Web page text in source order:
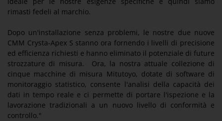
rimasti fedeli al marchio.
Dopo un'installazione senza problemi, le nostre due nuove
CMM Crysta-Apex S stanno ora fornendo i livelli di precisione
ed efficienza richiesti e hanno eliminato il potenziale di future
strozzature di misura. Ora, la nostra attuale collezione di
cinque macchine di misura Mitutoyo, dotate di software di
monitoraggio statistico, consente l'analisi della capacità dei
dati in tempo reale e ci permette di portare l'ispezione e la
lavorazione tradizionali a un nuovo livello di conformità e
controllo."